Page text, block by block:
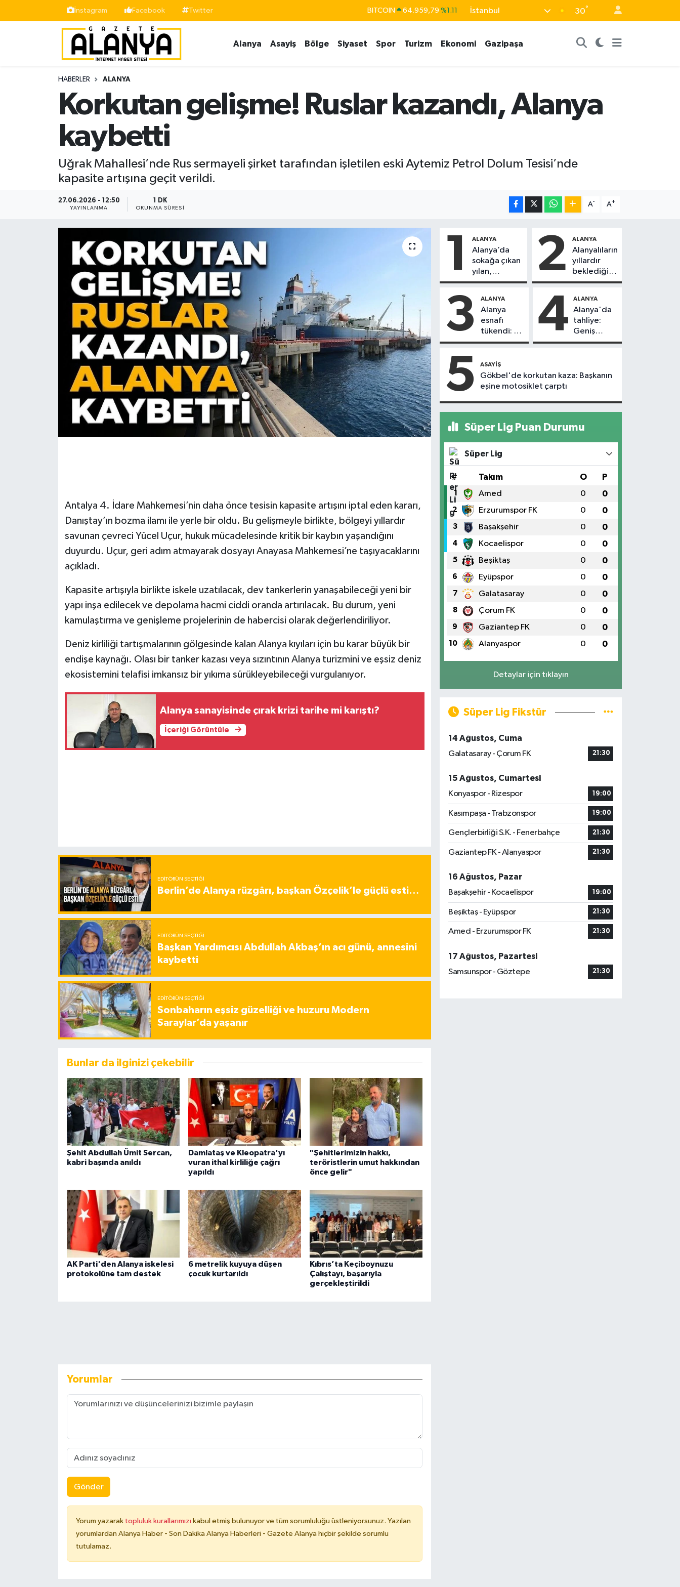
İnstagram Facebook Twitter
BITCOIN 64.959,79 %1.11
EURO 55,2510 %0.32
BİST100 13.779 %-14
İstanbul 30°
Alanya Asayiş Bölge Siyaset Spor Turizm Ekonomi Gazipaşa
HABERLER ALANYA
Korkutan gelişme! Ruslar kazandı, Alanya
kaybetti
Uğrak Mahallesi’nde Rus sermayeli şirket tarafından işletilen eski Aytemiz Petrol Dolum Tesisi’nde
kapasite artışına geçit verildi.
27.06.2026 - 12:50
YAYINLANMA
1 DK
OKUNMA SÜRESI
A- A+
Antalya 4. İdare Mahkemesi’nin daha önce tesisin kapasite artışını iptal eden kararı,
Danıştay’ın bozma ilamı ile yerle bir oldu. Bu gelişmeyle birlikte, bölgeyi yıllardır
savunan çevreci Yücel Uçur, hukuk mücadelesinde kritik bir kaybın yaşandığını
duyurdu. Uçur, geri adım atmayarak dosyayı Anayasa Mahkemesi’ne taşıyacaklarını
açıkladı.
Kapasite artışıyla birlikte iskele uzatılacak, dev tankerlerin yanaşabileceği yeni bir
yapı inşa edilecek ve depolama hacmi ciddi oranda artırılacak. Bu durum, yeni
kamulaştırma ve genişleme projelerinin de habercisi olarak değerlendiriliyor.
Deniz kirliliği tartışmalarının gölgesinde kalan Alanya kıyıları için bu karar büyük bir
endişe kaynağı. Olası bir tanker kazası veya sızıntının Alanya turizmini ve eşsiz deniz
ekosistemini telafisi imkansız bir yıkıma sürükleyebileceği vurgulanıyor.
Alanya sanayisinde çırak krizi tarihe mi karıştı?
İçeriği Görüntüle
EDITÖRÜN SEÇTIĞI
Berlin’de Alanya rüzgârı, başkan Özçelik’le güçlü esti…
EDITÖRÜN SEÇTIĞI
Başkan Yardımcısı Abdullah Akbaş’ın acı günü, annesini
kaybetti
EDITÖRÜN SEÇTIĞI
Sonbaharın eşsiz güzelliği ve huzuru Modern
Saraylar’da yaşanır
Bunlar da ilginizi çekebilir
Şehit Abdullah Ümit Sercan,
kabri başında anıldı
Damlataş ve Kleopatra'yı
vuran ithal kirliliğe çağrı
yapıldı
"Şehitlerimizin hakkı,
teröristlerin umut hakkından
önce gelir"
AK Parti'den Alanya iskelesi
protokolüne tam destek
6 metrelik kuyuya düşen
çocuk kurtarıldı
Kıbrıs’ta Keçiboynuzu
Çalıştayı, başarıyla
gerçekleştirildi
Yorumlar
Gönder
Yorum yazarak topluluk kurallarımızı kabul etmiş bulunuyor ve tüm sorumluluğu üstleniyorsunuz. Yazılan
yorumlardan Alanya Haber - Son Dakika Alanya Haberleri - Gazete Alanya hiçbir şekilde sorumlu
tutulamaz.
1 ALANYA
Alanya’da
sokağa çıkan
yılan,
vatandaşı
2 ALANYA
Alanyalıların
yıllardır
beklediği
yol askıdan
3 ALANYA
Alanya
esnafı
tükendi: 1
ayda 150
kapandı
4 ALANYA
Alanya'da
tahliye:
Geniş
güvenlik
5 ASAYIŞ
Gökbel'de korkutan kaza: Başkanın
eşine motosiklet çarptı
Süper Lig Puan Durumu
Süper Lig
# Takım O P
1 Amed 0 0
2 Erzurumspor FK 0 0
3 Başakşehir 0 0
4 Kocaelispor 0 0
5 Beşiktaş 0 0
6 Eyüpspor 0 0
7 Galatasaray 0 0
8 Çorum FK 0 0
9 Gaziantep FK 0 0
10 Alanyaspor 0 0
Detaylar için tıklayın
Süper Lig Fikstür
14 Ağustos, Cuma
Galatasaray - Çorum FK
21:30
15 Ağustos, Cumartesi
Konyaspor - Rizespor
19:00
Kasımpaşa - Trabzonspor 19:00
Gençlerbirliği S.K. - Fenerbahçe 21:30
Gaziantep FK - Alanyaspor 21:30
16 Ağustos, Pazar
Başakşehir - Kocaelispor
19:00
Beşiktaş - Eyüpspor 21:30
Amed - Erzurumspor FK 21:30
17 Ağustos, Pazartesi
Samsunspor - Göztepe
21:30
İstanbul Nöbetçi Eczaneler
İstanbul Hava Durumu
Süper Lig Puan Durumu ve Fikstür
Tüm Manşetler
Son Dakika Haberleri